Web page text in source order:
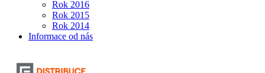
Rok 2016
Rok 2015
Rok 2014
Informace od nás